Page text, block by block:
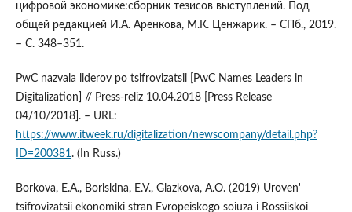
цифровой экономике:сборник тезисов выступлений. Под
общей редакцией И.А. Аренкова, М.К. Ценжарик. – СПб., 2019.
– С. 348–351.
PwC nazvala liderov po tsifrovizatsii [PwC Names Leaders in
Digitalization] // Press-reliz 10.04.2018 [Press Release
04/10/2018]. – URL:
https://www.itweek.ru/digitalization/newscompany/detail.php?
ID=200381. (In Russ.)
Borkova, E.A., Boriskina, E.V., Glazkova, A.O. (2019) Uroven'
tsifrovizatsii ekonomiki stran Evropeiskogo soiuza i Rossiiskoi